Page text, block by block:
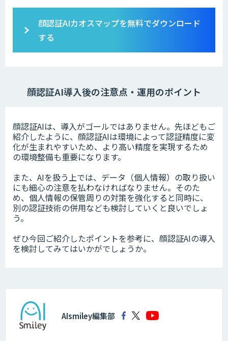
顔認証AIカオスマップを無料でダウンロード
する
顔認証AI導入後の注意点・運用のポイント
顔認証AIは、導入がゴールではありません。先ほどもご
紹介したように、顔認証AIは環境によって認証精度に変
化が生まれやすいため、より高い精度を実現するため
の環境整備も重要になります。
また、AIを扱う上では、データ（個人情報）の取り扱い
にも細心の注意を払わなければなりません。そのた
め、個人情報の保管周りの対策を強化すると同時に、
別の認証技術の併用なども検討していくと良いでしょ
う。
ぜひ今回ご紹介したポイントを参考に、顔認証AIの導入
を検討してみてはいかがでしょうか。
AIsmiley編集部